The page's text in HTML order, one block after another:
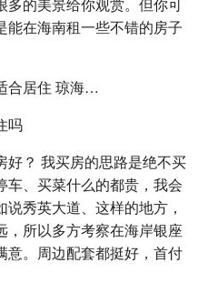
能在海南租一些不错的房子
合居住 琼海…
吗
好？ 我买房的思路是绝不买
车、买菜什么的都贵，我会
秀英大道、这样的地方，
，所以多方考察在海岸银座
意。周边配套都挺好，首付